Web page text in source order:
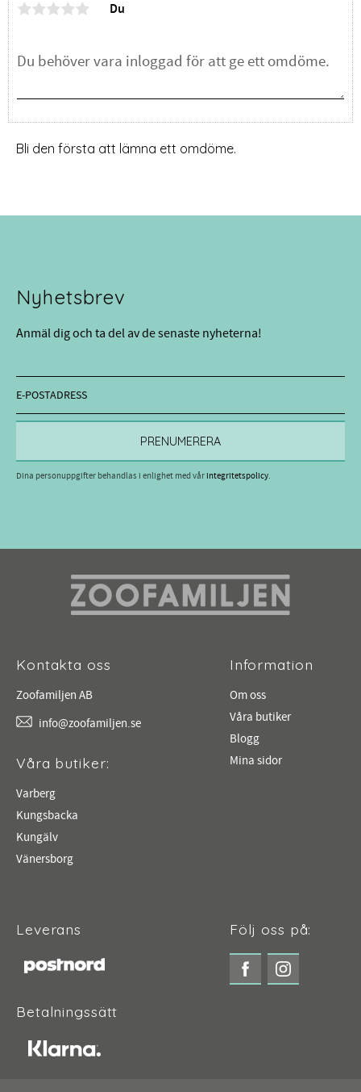
Du
Bli den första att lämna ett omdöme.
Nyhetsbrev
Anmäl dig och ta del av de senaste nyheterna!
PRENUMERERA
Dina personuppgifter behandlas i enlighet med vårintegritetspolicy.
Kontakta oss
Zoofamiljen AB
info@zoofamiljen.se
Våra butiker:
Varberg
Kungsbacka
Kungälv
Vänersborg
Information
Om oss
Våra butiker
Blogg
Mina sidor
Leverans
Betalningssätt
Följ oss på: